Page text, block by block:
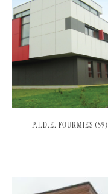
P.I.D.E. FOURMIES (59)